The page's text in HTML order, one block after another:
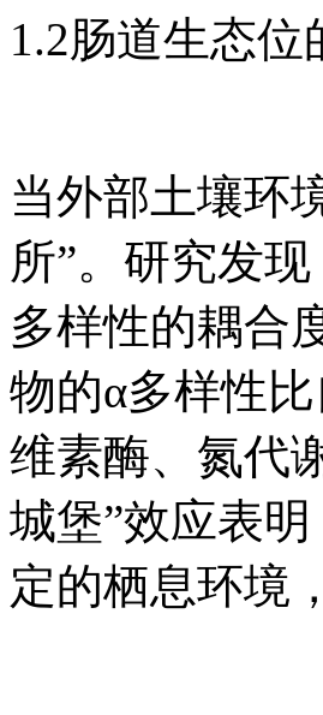
1.2肠道生态
当外部土壤环
所”。研究发
多样性的耦合
物的α多样性
维素酶、氮代
城堡”效应表
定的栖息环境